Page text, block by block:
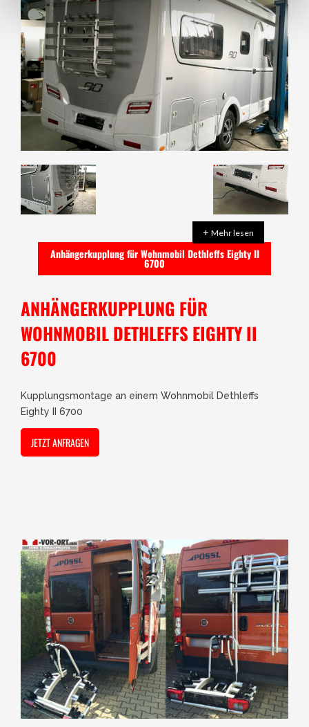
+ Mehr lesen
Anhängerkupplung für Wohnmobil Dethleffs Eighty II
6700
ANHÄNGERKUPPLUNG FÜR
WOHNMOBIL DETHLEFFS EIGHTY II
6700
Kupplungsmontage an einem Wohnmobil Dethleffs
Eighty II 6700
JETZT ANFRAGEN